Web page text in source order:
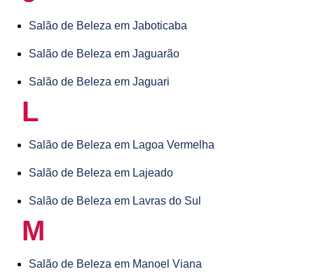
Salão de Beleza em Jaboticaba
Salão de Beleza em Jaguarão
Salão de Beleza em Jaguari
L
Salão de Beleza em Lagoa Vermelha
Salão de Beleza em Lajeado
Salão de Beleza em Lavras do Sul
M
Salão de Beleza em Manoel Viana